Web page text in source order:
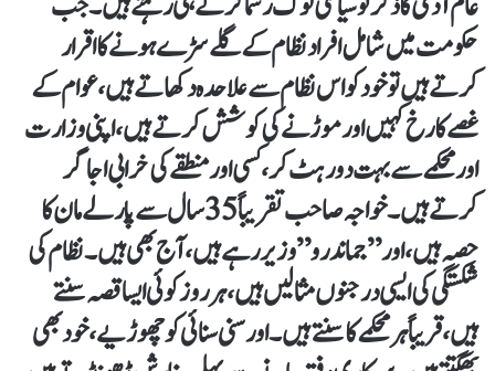
حکومت میں شامل افراد نظام کے گلے سڑے ہونے کا اقرار
کرتے ہیں تو خود کو اس نظام سے علاحدہ دکھاتے ہیں، عوام کے
غصے کا رخ کہیں اور موڑنے کی کوشش کرتے ہیں، اپنی وزارت
اور محکمے سے بہت دور ہٹ کر، کسی اور منطقے کی خرابی اجاگر
کرتے ہیں۔ خواجہ صاحب تقریباً 35 سال سے پارلے مان کا
حصہ ہیں، اور”جماندرو” وزیر رہے ہیں، آج بھی ہیں۔نظام کی
شکستگی کی ایسی درجنوں مثالیں ہیں، ہر روز کوئی ایسا قصہ سنتے
ہیں، قریباً ہر محکمے کا سنتے ہیں۔ اور سنی سنائی کو چھوڑیے، خود بھی